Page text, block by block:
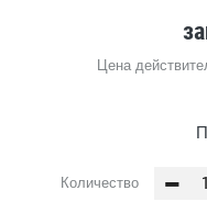
Цена
Количество -